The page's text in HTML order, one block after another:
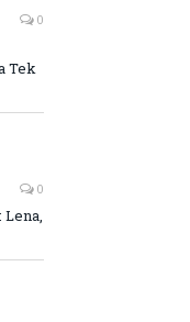
0
Tek
0
Lena,